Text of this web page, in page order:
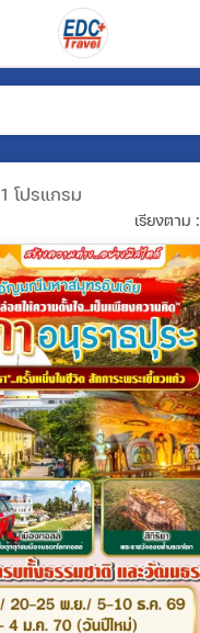
ค้นหาโปรแกรมทัวร์
1 โปรแกรม
เรียงตาม :